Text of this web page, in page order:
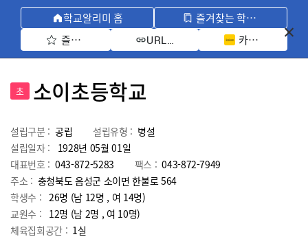
학교알리미 홈
즐겨찾는 학교 모아보기
즐겨찾기 선택
URL 복사 카카오톡 공유
초 소이초등학교
설립구분 : 공립 설립유형 : 병설
설립일자 :
1928년 05월 01일
대표번호 : 043-872-5283 팩스 : 043-872-7949
주소 : 충청북도 음성군 소이면 한불로 564
학생수 : 26명 (남 12명 , 여 14명)
교원수 : 12명 (남 2명 , 여 10명)
체육집회공간 : 1실